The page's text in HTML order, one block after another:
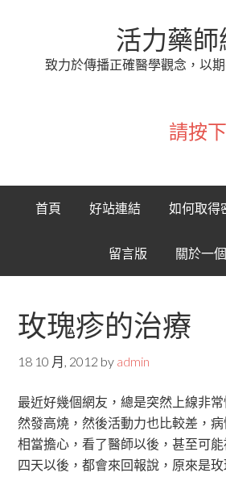
活力藥師
致力於傳播正確醫學觀念，以
請按
首頁 好站連結 如何取得
留言版 關於一
玫瑰疹的治療
18 10 月, 2012 by admin
最近好幾個網友，總是突然上線非
然發高燒，然後活動力也比較差，
相當擔心，看了醫師以後，甚至可
四天以後，都會來回報說，原來是